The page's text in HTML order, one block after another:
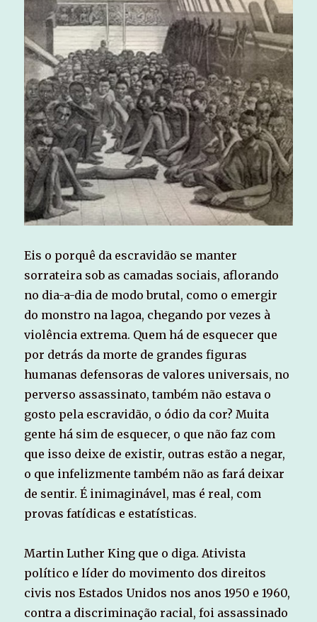
Eis o porquê da escravidão se manter
sorrateira sob as camadas sociais, aflorando
no dia-a-dia de modo brutal, como o emergir
do monstro na lagoa, chegando por vezes à
violência extrema. Quem há de esquecer que
por detrás da morte de grandes figuras
humanas defensoras de valores universais, no
perverso assassinato, também não estava o
gosto pela escravidão, o ódio da cor? Muita
gente há sim de esquecer, o que não faz com
que isso deixe de existir, outras estão a negar,
o que infelizmente também não as fará deixar
de sentir. É inimaginável, mas é real, com
provas fatídicas e estatísticas.
Martin Luther King que o diga. Ativista
político e líder do movimento dos direitos
civis nos Estados Unidos nos anos 1950 e 1960,
contra a discriminação racial, foi assassinado